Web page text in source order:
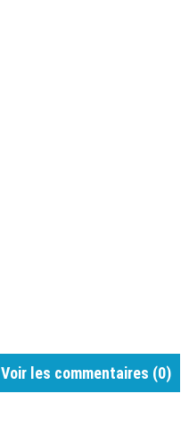
Voir les commentaires (0)